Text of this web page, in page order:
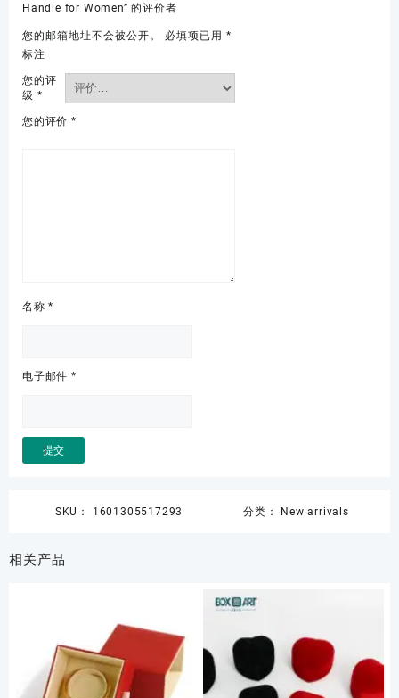
Handle for Women” 的评价者
您的邮箱地址不会被公开。 必填项已用 *
标注
您的评
级 *
您的评价 *
名称*
电子邮件 *
SKU： 1601305517293 分类： New arrivals
相关产品